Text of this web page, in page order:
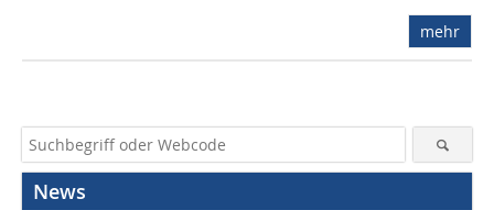
mehr
News